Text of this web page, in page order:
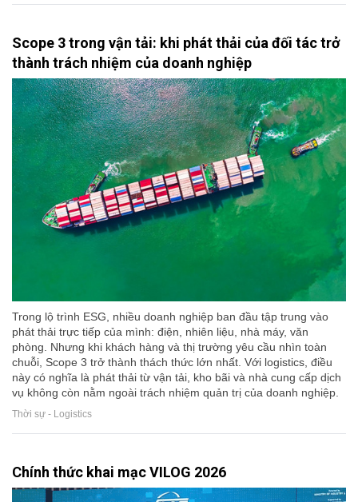
Scope 3 trong vận tải: khi phát thải của đối tác trở
thành trách nhiệm của doanh nghiệp
Trong lộ trình ESG, nhiều doanh nghiệp ban đầu tập trung vào
phát thải trực tiếp của mình: điện, nhiên liệu, nhà máy, văn
phòng. Nhưng khi khách hàng và thị trường yêu cầu nhìn toàn
chuỗi, Scope 3 trở thành thách thức lớn nhất. Với logistics, điều
này có nghĩa là phát thải từ vận tải, kho bãi và nhà cung cấp dịch
vụ không còn nằm ngoài trách nhiệm quản trị của doanh nghiệp.
Thời sự - Logistics
Chính thức khai mạc VILOG 2026